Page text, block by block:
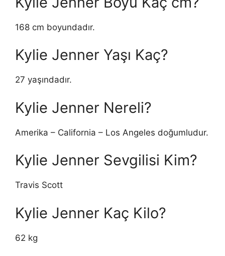
168 cm boyundadır.
Kylie Jenner Yaşı Kaç?
27 yaşındadır.
Kylie Jenner Nereli?
Amerika – California – Los Angeles doğumludur.
Kylie Jenner Sevgilisi Kim?
Travis Scott
Kylie Jenner Kaç Kilo?
62 kg